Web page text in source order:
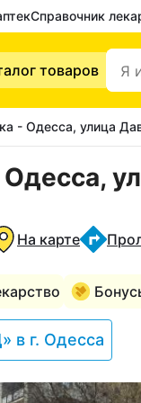
Справочник
товаров
- Одесса, улица
На карте
в г. Одесса